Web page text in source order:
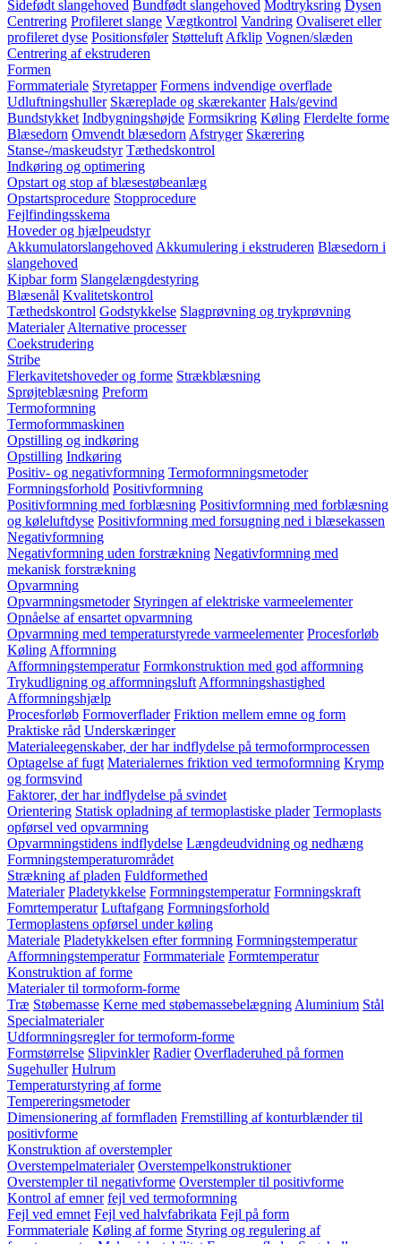
Sidefødt slangehoved Bundfødt slangehoved Modtryksring Dysen
Centrering Profileret slange Vægtkontrol Vandring Ovaliseret eller
profileret dyse Positionsføler Støtteluft Afklip Vognen/slæden
Centrering af ekstruderen
Formen
Formmateriale Styretapper Formens indvendige overflade
Udluftningshuller Skæreplade og skærekanter Hals/gevind
Bundstykket Indbygningshøjde Formsikring Køling Flerdelte forme
Blæsedorn Omvendt blæsedorn Afstryger Skærering
Stanse-/maskeudstyr Tæthedskontrol
Indkøring og optimering
Opstart og stop af blæsestøbeanlæg
Opstartsprocedure Stopprocedure
Fejlfindingsskema
Hoveder og hjælpeudstyr
Akkumulatorslangehoved Akkumulering i ekstruderen Blæsedorn i
slangehoved
Kipbar form Slangelængdestyring
Blæsenål Kvalitetskontrol
Tæthedskontrol Godstykkelse Slagprøvning og trykprøvning
Materialer Alternative processer
Coekstrudering
Stribe
Flerkavitetshoveder og forme Strækblæsning
Sprøjteblæsning Preform
Termoformning
Termoformmaskinen
Opstilling og indkøring
Opstilling Indkøring
Positiv- og negativformning Termoformningsmetoder
Formningsforhold Positivformning
Positivformning med forblæsning Positivformning med forblæsning
og køleluftdyse Positivformning med forsugning ned i blæsekassen
Negativformning
Negativformning uden forstrækning Negativformning med
mekanisk forstrækning
Opvarmning
Opvarmningsmetoder Styringen af elektriske varmeelementer
Opnåelse af ensartet opvarmning
Opvarmning med temperaturstyrede varmeelementer Procesforløb
Køling Afformning
Afformningstemperatur Formkonstruktion med god afformning
Trykudligning og afformningsluft Afformningshastighed
Afformningshjælp
Procesforløb Formoverflader Friktion mellem emne og form
Praktiske råd Underskæringer
Materialeegenskaber, der har indflydelse på termoformprocessen
Optagelse af fugt Materialernes friktion ved termoformning Krymp
og formsvind
Faktorer, der har indflydelse på svindet
Orientering Statisk opladning af termoplastiske plader Termoplasts
opførsel ved opvarmning
Opvarmningstidens indflydelse Længdeudvidning og nedhæng
Formningstemperaturområdet
Strækning af pladen Fuldformethed
Materialer Pladetykkelse Formningstemperatur Formningskraft
Fomrtemperatur Luftafgang Formningsforhold
Termoplastens opførsel under køling
Materiale Pladetykkelsen efter formning Formningstemperatur
Afformningstemperatur Formmateriale Formtemperatur
Konstruktion af forme
Materialer til tormoform-forme
Træ Støbemasse Kerne med støbemassebelægning Aluminium Stål
Specialmaterialer
Udformningsregler for termoform-forme
Formstørrelse Slipvinkler Radier Overfladeruhed på formen
Sugehuller Hulrum
Temperaturstyring af forme
Tempereringsmetoder
Dimensionering af formfladen Fremstilling af konturblænder til
positivforme
Konstruktion af overstempler
Overstempelmaterialer Overstempelkonstruktioner
Overstempler til negativforme Overstempler til positivforme
Kontrol af emner fejl ved termoformning
Fejl ved emnet Fejl ved halvfabrikata Fejl på form
Formmateriale Køling af forme Styring og regulering af